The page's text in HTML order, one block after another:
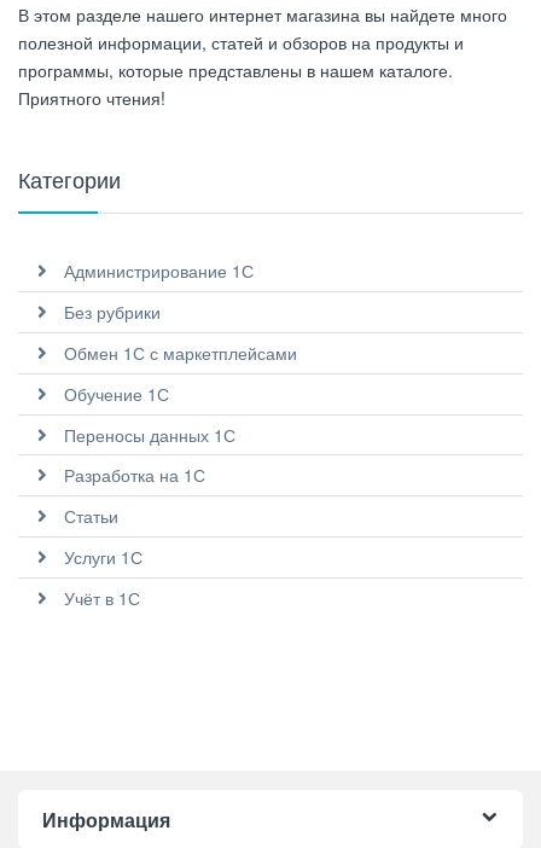
В этом разделе нашего интернет магазина вы найдете много
полезной информации, статей и обзоров на продукты и
программы, которые представлены в нашем каталоге.
Приятного чтения!
Категории
Администрирование 1С
Без рубрики
Обмен 1С с маркетплейсами
Обучение 1С
Переносы данных 1С
Разработка на 1С
Статьи
Услуги 1С
Учёт в 1С
Информация